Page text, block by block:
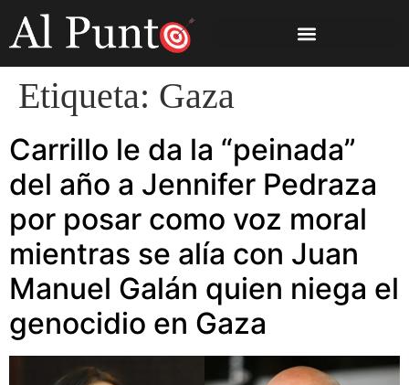
Etiqueta: Gaza
Carrillo le da la “peinada”
del año a Jennifer Pedraza
por posar como voz moral
mientras se alía con Juan
Manuel Galán quien niega el
genocidio en Gaza